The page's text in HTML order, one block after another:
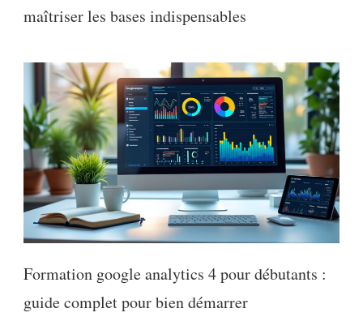
maîtriser les bases indispensables
Formation google analytics 4 pour débutants :
guide complet pour bien démarrer